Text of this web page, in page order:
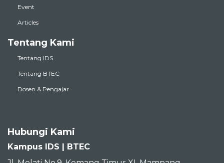
Event
Articles
Tentang Kami
Tentang IDS
Tentang BTEC
Dosen & Pengajar
Hubungi Kami
Kampus IDS | BTEC